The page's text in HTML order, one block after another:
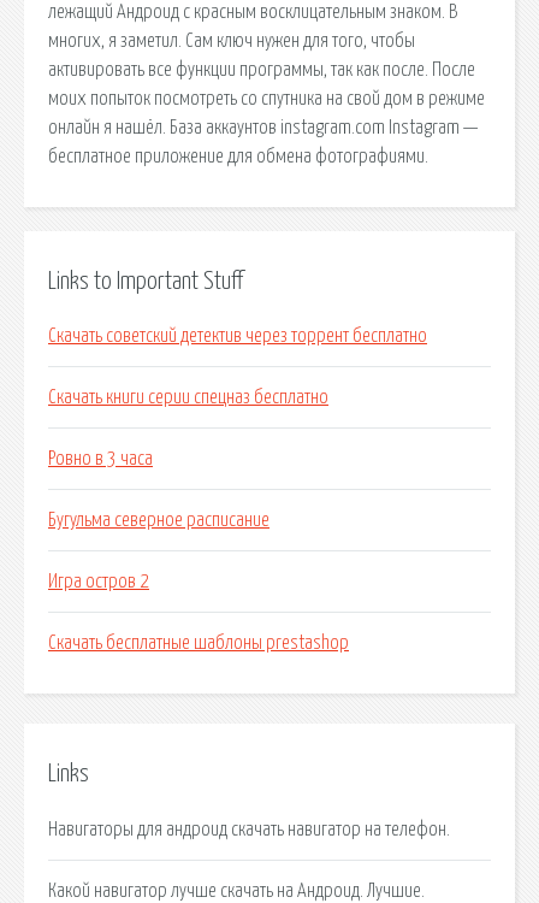
лежащий Андроид с красным восклицательным знаком. В
многих, я заметил. Сам ключ нужен для того, чтобы
активировать все функции программы, так как после. После
моих попыток посмотреть со спутника на свой дом в режиме
онлайн я нашёл. База аккаунтов instagram.com Instagram —
бесплатное приложение для обмена фотографиями.
Links to Important Stuff
Скачать советский детектив через торрент бесплатно
Скачать книги серии спецназ бесплатно
Ровно в 3 часа
Бугульма северное расписание
Игра остров 2
Скачать бесплатные шаблоны prestashop
Links
Навигаторы для андроид скачать навигатор на телефон.
Какой навигатор лучше скачать на Андроид. Лучшие.